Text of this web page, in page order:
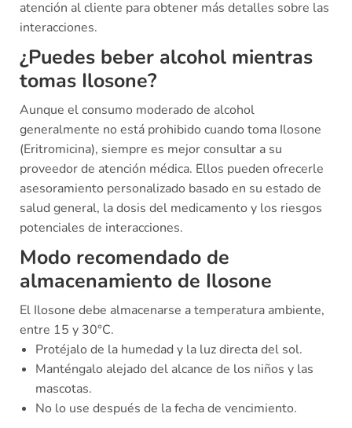
atención al cliente para obtener más detalles sobre las
interacciones.
¿Puedes beber alcohol mientras
tomas Ilosone?
Aunque el consumo moderado de alcohol
generalmente no está prohibido cuando toma Ilosone
(Eritromicina), siempre es mejor consultar a su
proveedor de atención médica. Ellos pueden ofrecerle
asesoramiento personalizado basado en su estado de
salud general, la dosis del medicamento y los riesgos
potenciales de interacciones.
Modo recomendado de
almacenamiento de Ilosone
El Ilosone debe almacenarse a temperatura ambiente,
entre 15 y 30°C.
Protéjalo de la humedad y la luz directa del sol.
Manténgalo alejado del alcance de los niños y las
mascotas.
No lo use después de la fecha de vencimiento.